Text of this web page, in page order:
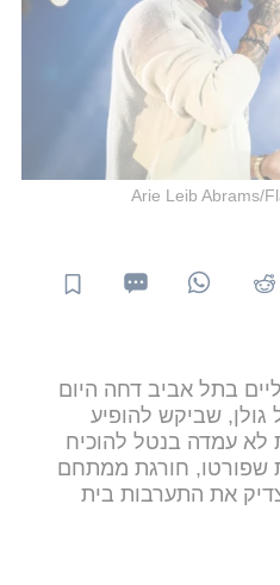
Arie Leib Abrams/
בתל אביב דחה היום
שביקש להופיע
לא עמדה בנטל להוכיח
שפורטו, חורגת ממתחם
את התערבות בית